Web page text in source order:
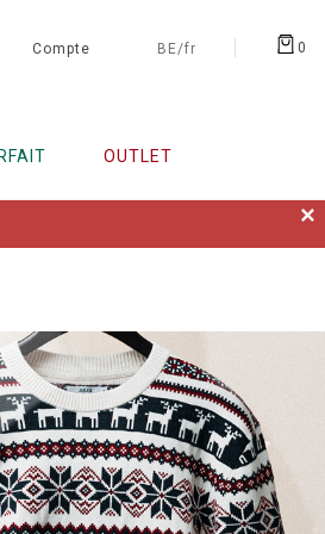
Compte BE/fr 0
OUTLET
✕